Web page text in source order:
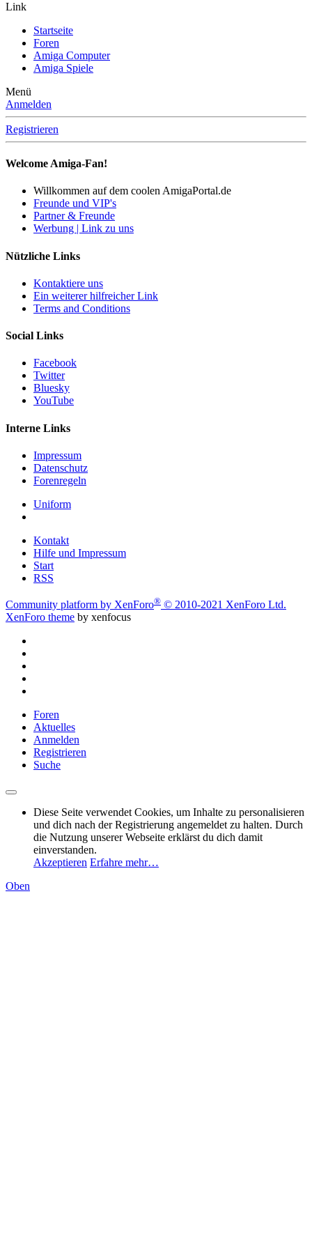
Link
Startseite
Foren
Amiga Computer
Amiga Spiele
Menü
Anmelden
Registrieren
Welcome Amiga-Fan!
Willkommen auf dem coolen AmigaPortal.de
Freunde und VIP's
Partner & Freunde
Werbung | Link zu uns
Nützliche Links
Kontaktiere uns
Ein weiterer hilfreicher Link
Terms and Conditions
Social Links
Facebook
Twitter
Bluesky
YouTube
Interne Links
Impressum
Datenschutz
Forenregeln
Uniform
Kontakt
Hilfe und Impressum
Start
RSS
Community platform by XenForo® © 2010-2021 XenForo Ltd.
XenForo theme by xenfocus
Foren
Aktuelles
Anmelden
Registrieren
Suche
Diese Seite verwendet Cookies, um Inhalte zu personalisieren
und dich nach der Registrierung angemeldet zu halten. Durch
die Nutzung unserer Webseite erklärst du dich damit
einverstanden.
Akzeptieren Erfahre mehr…
Oben